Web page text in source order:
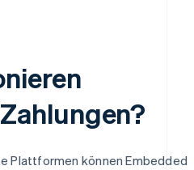
Plattformen können Embedded